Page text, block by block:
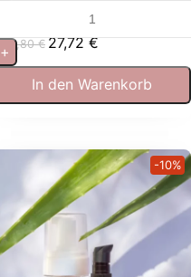
30,80€ 27,72€
+
In den Warenkorb
-10%